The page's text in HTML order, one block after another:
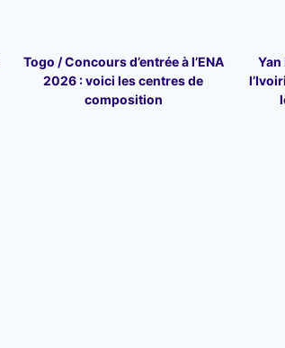
Togo / Concours d’entrée à l’ENA
2026 : voici les centres de
composition
Yan